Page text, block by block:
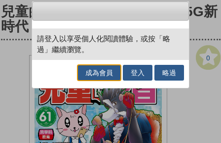
兒童的學習 61- 百年通訊大戰 5G新
時代
0
請登入以享受個人化閱讀體驗，或按「略
過」繼續瀏覽。
成為會員 登入 略過